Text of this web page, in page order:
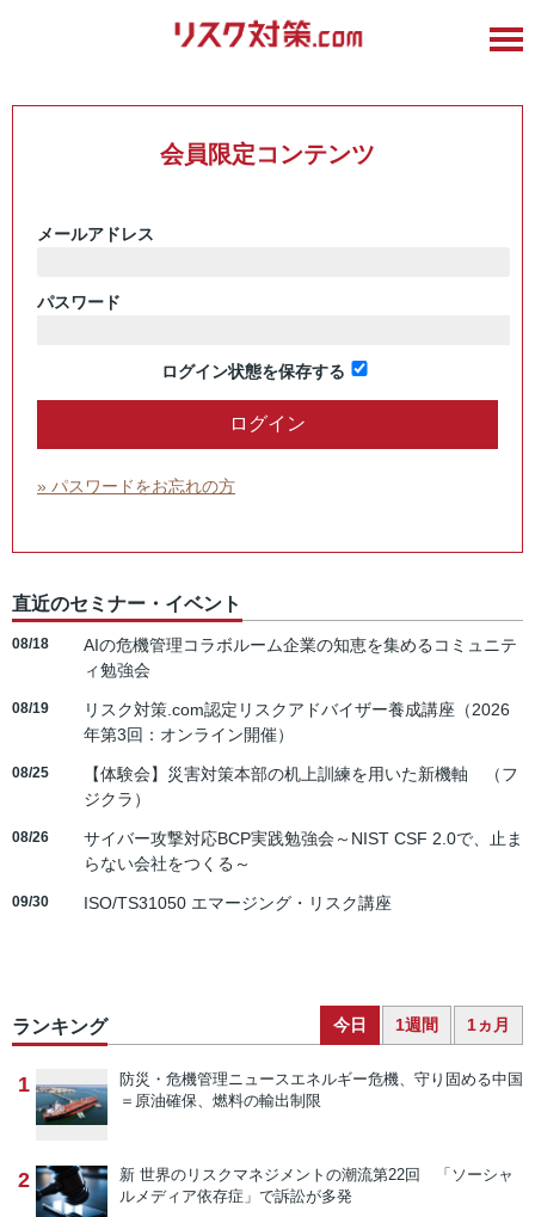
会員限定コンテンツ
メールアドレス
パスワード
ログイン状態を保存する
» パスワードをお忘れの方
直近のセミナー・イベント
08/18
AIの危機管理コラボルーム企業の知恵を集めるコミュニテ
ィ勉強会
08/19
リスク対策.com認定リスクアドバイザー養成講座（2026
年第3回：オンライン開催）
08/25
【体験会】災害対策本部の机上訓練を用いた新機軸 （フ
ジクラ）
08/26
サイバー攻撃対応BCP実践勉強会～NIST CSF 2.0で、止ま
らない会社をつくる～
09/30 ISO/TS31050 エマージング・リスク講座
ランキング 今日 1週間 1ヵ月
1 防災・危機管理ニュースエネルギー危機、守り固める中国
＝原油確保、燃料の輸出制限
2 新 世界のリスクマネジメントの潮流第22回 「ソーシャ
ルメディア依存症」で訴訟が多発